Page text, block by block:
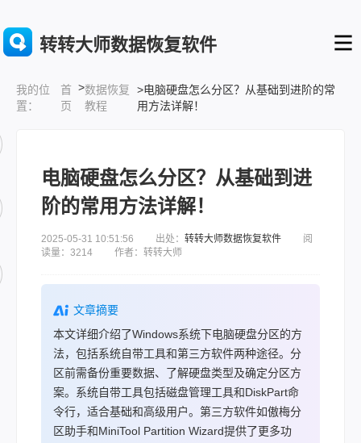
转转大师数据恢复软件
我的位
置：
首
页
>数据恢复
教程
>电脑硬盘怎么分区？从基础到进阶的常
用方法详解！
电脑硬盘怎么分区？从基础到进
阶的常用方法详解！
2025-05-31 10:51:56 出处： 转转大师数据恢复软件 阅
读量：3214 作者：转转大师
文章摘要
本文详细介绍了Windows系统下电脑硬盘分区的方
法，包括系统自带工具和第三方软件两种途径。分
区前需备份重要数据、了解硬盘类型及确定分区方
案。系统自带工具包括磁盘管理工具和DiskPart命
令行，适合基础和高级用户。第三方软件如傲梅分
区助手和MiniTool Partition Wizard提供了更多功